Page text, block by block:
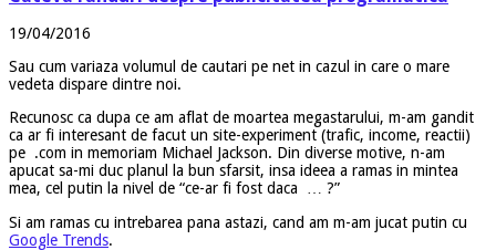
19/04/2016
Sau cum variaza volumul de cautari pe net in cazul in care o mare
vedeta dispare dintre noi.
Recunosc ca dupa ce am aflat de moartea megastarului, m-am gandit
ca ar fi interesant de facut un site-experiment (trafic, income, reactii)
pe .com in memoriam Michael Jackson. Din diverse motive, n-am
apucat sa-mi duc planul la bun sfarsit, insa ideea a ramas in mintea
mea, cel putin la nivel de “ce-ar fi fost daca … ?”
Si am ramas cu intrebarea pana astazi, cand am m-am jucat putin cu
Google Trends.